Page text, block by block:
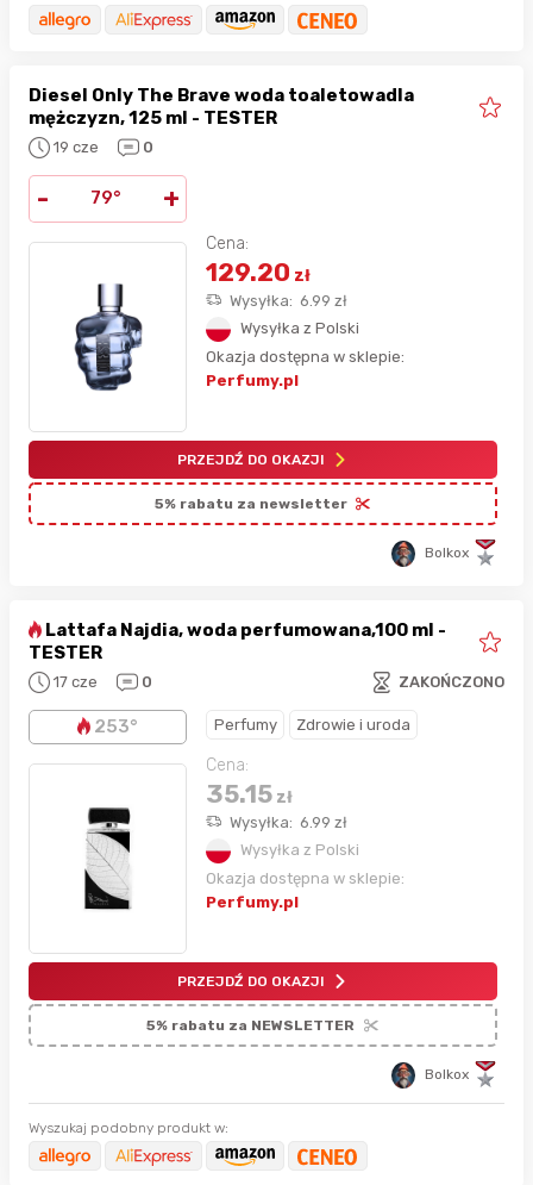
Diesel Only The Brave woda toaletowadla
mężczyzn, 125 ml - TESTER
19 cze 0
- 79° +
Cena:
129.20 zł
Wysyłka: 6.99 zł
Wysyłka z Polski
Okazja dostępna w sklepie:
Perfumy.pl
PRZEJDŹ DO OKAZJI
5% rabatu za newsletter
Bolkox
Lattafa Najdia, woda perfumowana,100 ml -
TESTER
17 cze 0 ZAKOŃCZONO
253° Perfumy Zdrowie i uroda
Cena:
35.15 zł
Wysyłka: 6.99 zł
Wysyłka z Polski
Okazja dostępna w sklepie:
Perfumy.pl
PRZEJDŹ DO OKAZJI
5% rabatu za NEWSLETTER
Bolkox
Wyszukaj podobny produkt w: